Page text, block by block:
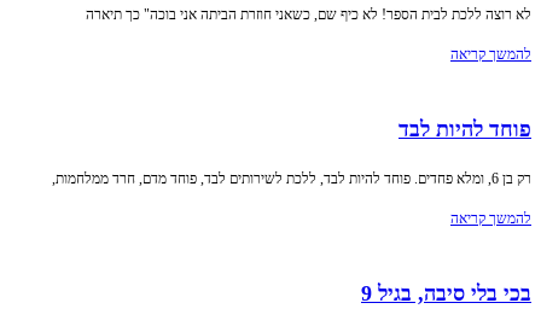
לא רוצה ללכת לבית הספר! לא כיף שם, כשאני חוזרת הביתה אני בוכה" כך תיארה
להמשך קריאה
פוחד להיות לבד
רק בן 6, ומלא פחדים. פוחד להיות לבד, ללכת לשירותים לבד, פוחד מדם, חרד ממלחמות,
להמשך קריאה
בכי בלי סיבה, בגיל 9